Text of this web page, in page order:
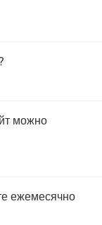
можно
ежемесячно